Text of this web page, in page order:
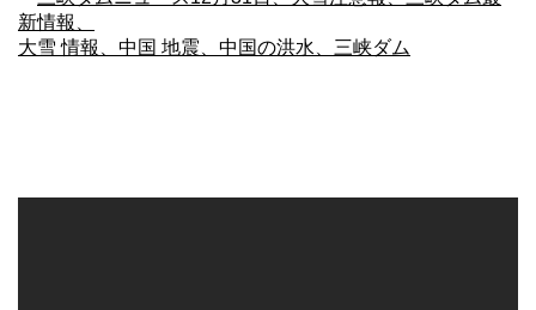
新情報、
大雪 情報、中国 地震、中国の洪水、三峡ダム